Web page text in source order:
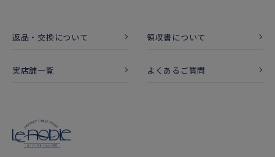
返品・交換について 領収書について
実店舗一覧 よくあるご質問